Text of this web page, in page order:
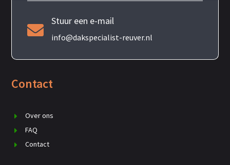

Stuur een e-mail
info@dakspecialist-reuver.nl
Contact
Over ons
FAQ
Contact